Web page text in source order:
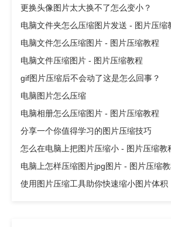
更换头像图片太大换不了怎么变小？
电脑文件夹怎么压缩图片发送 - 图片压缩
电脑文件怎么压缩图片 - 图片压缩教程
电脑文件压缩图片 - 图片压缩教程
gif图片压缩后不会动了这是怎么回事？
电脑图片怎么压缩
电脑相册怎么压缩图片 - 图片压缩教程
分享一个你值得学习的图片压缩技巧
怎么在电脑上把图片压缩小 - 图片压缩教
电脑上怎样压缩图片jpg图片 - 图片压缩
使用图片压缩工具助你快速缩小图片体积